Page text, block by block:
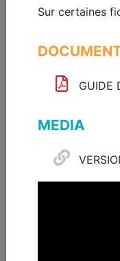
Format
692 resources
access
access
Sur certaines
GUIDE
MEDIA